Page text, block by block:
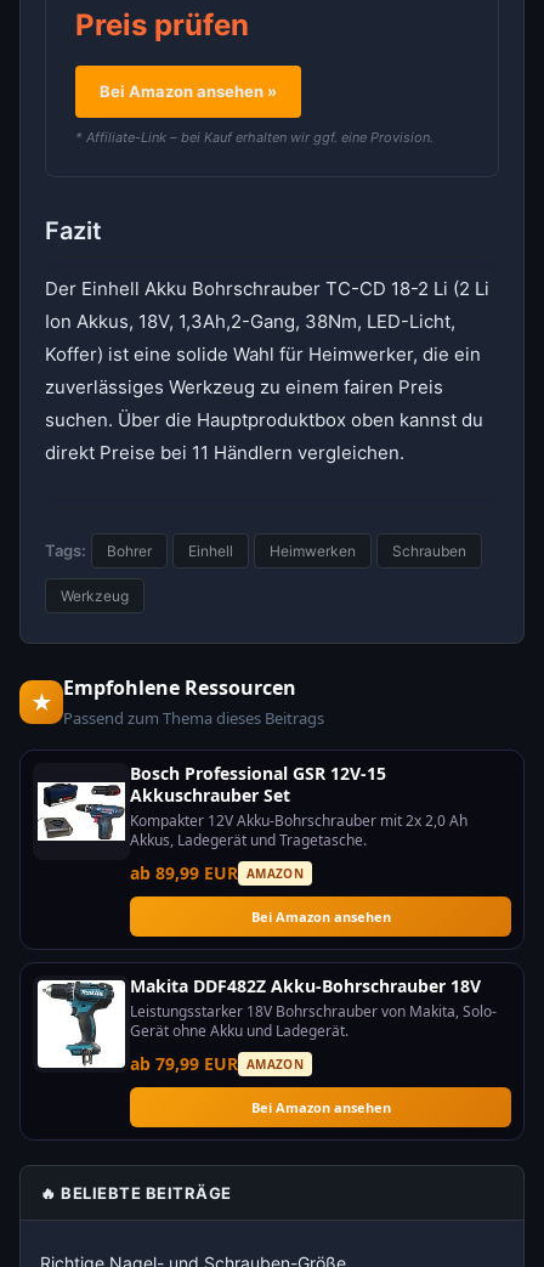
Preis prüfen
Bei Amazon ansehen »
* Affiliate-Link – bei Kauf erhalten wir ggf. eine Provision.
Fazit
Der Einhell Akku Bohrschrauber TC-CD 18-2 Li (2 Li
Ion Akkus, 18V, 1,3Ah,2-Gang, 38Nm, LED-Licht,
Koffer) ist eine solide Wahl für Heimwerker, die ein
zuverlässiges Werkzeug zu einem fairen Preis
suchen. Über die Hauptproduktbox oben kannst du
direkt Preise bei 11 Händlern vergleichen.
Tags: Bohrer Einhell Heimwerken Schrauben
Werkzeug
★ Empfohlene Ressourcen
Passend zum Thema dieses Beitrags
Bosch Professional GSR 12V-15
Akkuschrauber Set
Kompakter 12V Akku-Bohrschrauber mit 2x 2,0 Ah
Akkus, Ladegerät und Tragetasche.
ab 89,99 EUR AMAZON
Bei Amazon ansehen
Makita DDF482Z Akku-Bohrschrauber 18V
Leistungsstarker 18V Bohrschrauber von Makita, Solo-
Gerät ohne Akku und Ladegerät.
ab 79,99 EUR AMAZON
Bei Amazon ansehen
🔥 BELIEBTE BEITRÄGE
Richtige Nagel- und Schrauben-Größe